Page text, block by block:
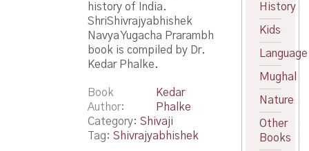
history of India.
ShriShivrajyabhishek
Navya Yugacha Prarambh
book is compiled by Dr.
Kedar Phalke.
Book
Author
Kedar
Phalke
Category: Shivaji
Tag: Shivrajyabhishek
History
Kids
Language
Mughal
Nature
Other
Books